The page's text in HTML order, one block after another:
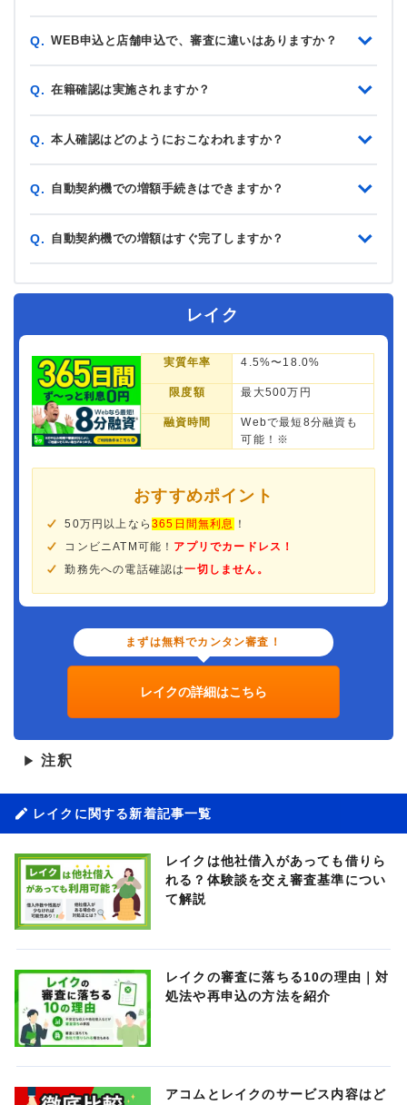
Q. WEB申込と店舗申込で、審査に違いはありますか？
Q. 在籍確認は実施されますか？
Q. 本人確認はどのようにおこなわれますか？
Q. 自動契約機での増額手続きはできますか？
Q. 自動契約機での増額はすぐ完了しますか？
レイク
実質年率 4.5%〜18.0%
限度額 最大500万円
融資時間
Webで最短8分融資も
可能！※
おすすめポイント
50万円以上なら365日間無利息
！
コンビニATM可能！ アプリでカードレス！
勤務先への電話確認は一切しません。
まずは無料でカンタン審査！
レイクの詳細はこちら
▶ 注釈
レイクに関する新着記事一覧
レイクは他社借入があっても借りら
れる？体験談を交え審査基準につい
て解説
レイクの審査に落ちる10の理由｜対
処法や再申込の方法を紹介
アコムとレイクのサービス内容はど